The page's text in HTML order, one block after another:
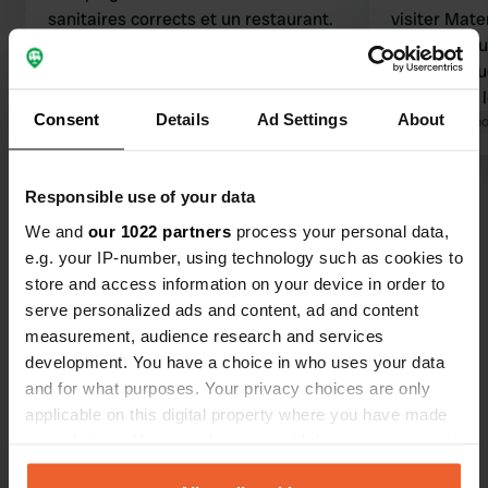
Consent Details Ad Settings About
Responsible use of your data
We and our 1022 partners process your personal data,
e.g. your IP-number, using technology such as cookies to
store and access information on your device in order to
serve personalized ads and content, ad and content
measurement, audience research and services
development. You have a choice in who uses your data
and for what purposes. Your privacy choices are only
applicable on this digital property where you have made
any time from the Cookie Declaration or by clicking on
sanitaires corrects et un restaurant.
visiter
gratuite
toilettes et
camping-
pas testé.
visite
l'aire de
camping-
quartiers
certes,
peine.
Traduit par
Voir tous les 132 avis
Es-tu déjà venu ici ?
Contact